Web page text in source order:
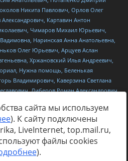
uploaded/files/reestr-
2024.pdfданные на22.03.2024
сайта мы используем
). К сайту подключены
LiveInternet, top.mail.ru,
файлы cookies
).